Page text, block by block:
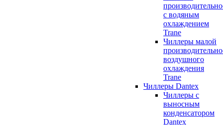
с водяным
охлаждением
Trane
Чиллеры малой
воздушного
охлаждения
Trane
Чиллеры Dantex
Чиллеры с
выносным
конденсатором
Dantex